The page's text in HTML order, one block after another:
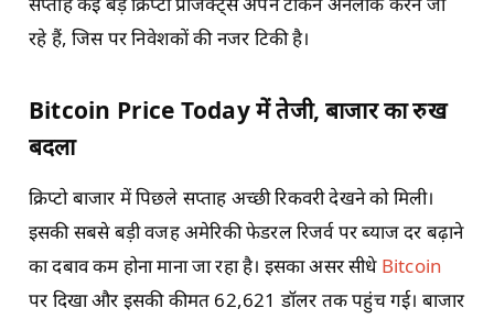
रहे हैं, जिस पर निवेशकों की नजर टिकी है।
Bitcoin Price Today में तेजी, बाजार का रुख
बदला
क्रिप्टो बाजार में पिछले सप्ताह अच्छी रिकवरी देखने को मिली।
इसकी सबसे बड़ी वजह अमेरिकी फेडरल रिजर्व पर ब्याज दर बढ़ाने
का दबाव कम होना माना जा रहा है। इसका असर सीधे Bitcoin
पर दिखा और इसकी कीमत 62,621 डॉलर तक पहुंच गई। बाजार